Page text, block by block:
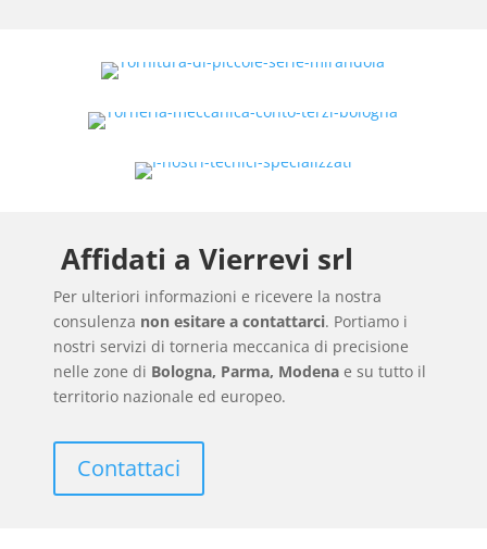
Affidati a Vierrevi srl
Per ulteriori informazioni e ricevere la nostra
consulenza non esitare a contattarci. Portiamo i
nostri servizi di torneria meccanica di precisione
nelle zone di Bologna, Parma, Modenae su tutto il
territorio nazionale ed europeo.
Contattaci